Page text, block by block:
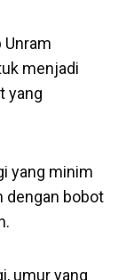
Unram
menjadi
yang
yang minim
dengan bobot
umur yang